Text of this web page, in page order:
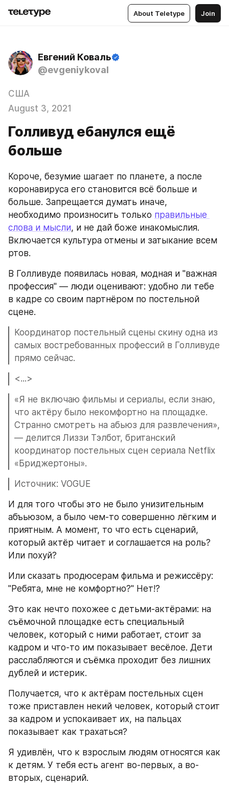
About Teletype Join
Евгений Коваль
@evgeniykoval
США
August 3, 2021
Голливуд ебанулся ещё
больше
Короче, безумие шагает по планете, а после
коронавируса его становится всё больше и
больше. Запрещается думать иначе,
необходимо произносить только правильные
слова и мысли, и не дай боже инакомыслия.
Включается культура отмены и затыкание всем
ртов.
В Голливуде появилась новая, модная и "важная
профессия" — люди оценивают: удобно ли тебе
в кадре со своим партнёром по постельной
сцене.
Координатор постельный сцены скину одна из
самых востребованных профессий в Голливуде
прямо сейчас.
<...>
«Я не включаю фильмы и сериалы, если знаю,
что актёру было некомфортно на площадке.
Странно смотреть на абьюз для развлечения»,
— делится Лиззи Тэлбот, британский
координатор постельных сцен сериала Netflix
«Бриджертоны».
Источник: VOGUE
И для того чтобы это не было унизительным
абъьюзом, а было чем-то совершенно лёгким и
приятным. А момент, то что есть сценарий,
который актёр читает и соглашается на роль?
Или похуй?
Или сказать продюсерам фильма и режиссёру:
"Ребята, мне не комфортно?" Нет!?
Это как нечто похожее с детьми-актёрами: на
съёмочной площадке есть специальный
человек, который с ними работает, стоит за
кадром и что-то им показывает весёлое. Дети
расслабляются и съёмка проходит без лишних
дублей и истерик.
Получается, что к актёрам постельных сцен
тоже приставлен некий человек, который стоит
за кадром и успокаивает их, на пальцах
показывает как трахаться?
Я удивлён, что к взрослым людям относятся как
к детям. У тебя есть агент во-первых, а во-
вторых, сценарий.